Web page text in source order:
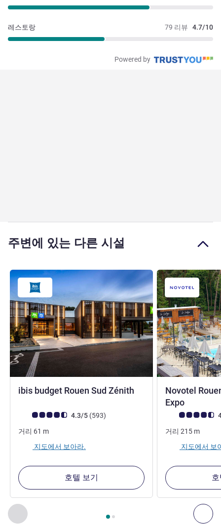
79 리뷰 4.7/10
레스토랑
Powered by
주변에 있는 다른 시설
이전 - 주변에 있는 다른 시설 다
2/ 페이지 , 주변에 있는 다른 시설 1 :, 주변에 있는 다른 시
ibis budget Rouen Sud Zénith
고객 평점 (ALL 평가)4.3/5 (593리뷰
)
거리 61 m
지도에서 보아라.
호텔 보기
Novotel
Expo
고객 평점 (ALL 평
거리 215 m
지도에서 보